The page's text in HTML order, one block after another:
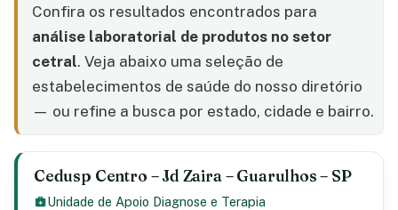
Confira os resultados encontrados para
análise laboratorial de produtos no setor
cetral. Veja abaixo uma seleção de
estabelecimentos de saúde do nosso diretório
— ou refine a busca por estado, cidade e bairro.
Cedusp Centro – Jd Zaira – Guarulhos – SP
Unidade de Apoio Diagnose e Terapia